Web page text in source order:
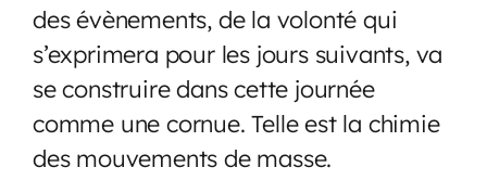
des évènements, de la volonté qui
s’exprimera pour les jours suivants, va
se construire dans cette journée
comme une cornue. Telle est la chimie
des mouvements de masse.